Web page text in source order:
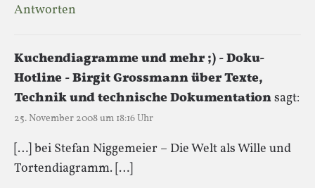
Antworten
Kuchendiagramme und mehr ;) - Doku-
Hotline - Birgit Grossmann über Texte,
Technik und technische Dokumentationsagt:
25. November 2008 um 18:16 Uhr
[…] bei Stefan Niggemeier – Die Welt als Wille und
Tortendiagramm. […]